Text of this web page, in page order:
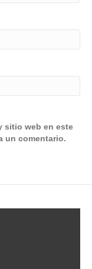
sitio web en este
un comentario.